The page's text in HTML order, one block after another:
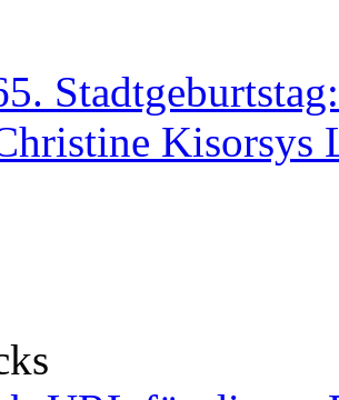
Kisorsys